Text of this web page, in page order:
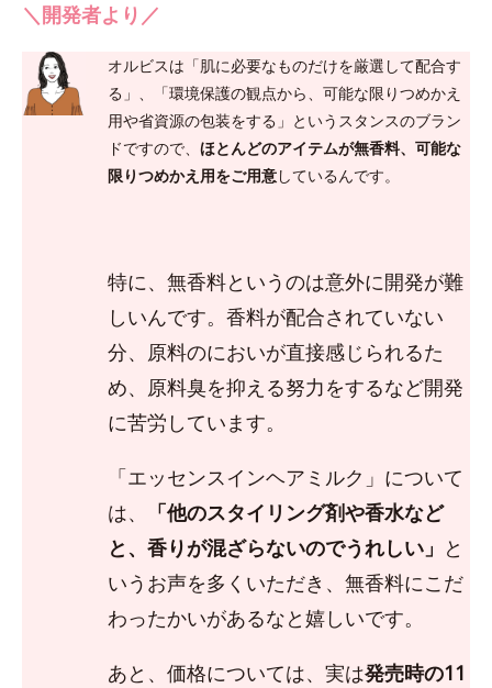
＼開発者より／
オルビスは「肌に必要なものだけを厳選して配合す
る」、「環境保護の観点から、可能な限りつめかえ
用や省資源の包装をする」というスタンスのブラン
ドですので、ほとんどのアイテムが無香料、可能な
限りつめかえ用をご用意しているんです。
特に、無香料というのは意外に開発が難
しいんです。香料が配合されていない
分、原料のにおいが直接感じられるた
め、原料臭を抑える努力をするなど開発
に苦労しています。
「エッセンスインヘアミルク」について
は、
「他のスタイリング剤や香水など
と、香りが混ざらないのでうれしい」 と
いうお声を多くいただき、無香料にこだ
わったかいがあるなと嬉しいです。
あと、価格については、実は発売時の11